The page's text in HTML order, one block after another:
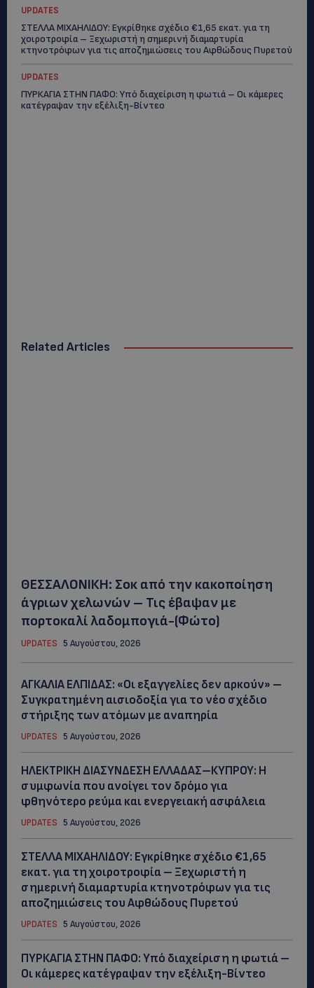
UPDATES
ΣΤΕΛΛΑ ΜΙΧΑΗΛΙΔΟΥ: Εγκρίθηκε σχέδιο €1,65 εκατ. για τη
χοιροτροφία – Ξεχωριστή η σημερινή διαμαρτυρία
κτηνοτρόφων για τις αποζημιώσεις του Αφθώδους Πυρετού
UPDATES
ΠΥΡΚΑΓΙΑ ΣΤΗΝ ΠΑΦΟ: Υπό διαχείριση η φωτιά – Οι κάμερες
κατέγραψαν την εξέλιξη-Βίντεο
Related Articles
ΘΕΣΣΑΛΟΝΙΚΗ: Σοκ από την κακοποίηση
άγριων χελωνών – Τις έβαψαν με
πορτοκαλί λαδομπογιά-(Φώτο)
UPDATES 5 Αυγούστου, 2026
ΑΓΚΑΛΙΑ ΕΛΠΙΔΑΣ: «Οι εξαγγελίες δεν αρκούν» –
Συγκρατημένη αισιοδοξία για το νέο σχέδιο
στήριξης των ατόμων με αναπηρία
UPDATES 5 Αυγούστου, 2026
ΗΛΕΚΤΡΙΚΗ ΔΙΑΣΥΝΔΕΣΗ ΕΛΛΑΔΑΣ–ΚΥΠΡΟΥ: Η
συμφωνία που ανοίγει τον δρόμο για
φθηνότερο ρεύμα και ενεργειακή ασφάλεια
UPDATES 5 Αυγούστου, 2026
ΣΤΕΛΛΑ ΜΙΧΑΗΛΙΔΟΥ: Εγκρίθηκε σχέδιο €1,65
εκατ. για τη χοιροτροφία – Ξεχωριστή η
σημερινή διαμαρτυρία κτηνοτρόφων για τις
αποζημιώσεις του Αφθώδους Πυρετού
UPDATES 5 Αυγούστου, 2026
ΠΥΡΚΑΓΙΑ ΣΤΗΝ ΠΑΦΟ: Υπό διαχείριση η φωτιά –
Οι κάμερες κατέγραψαν την εξέλιξη-Βίντεο